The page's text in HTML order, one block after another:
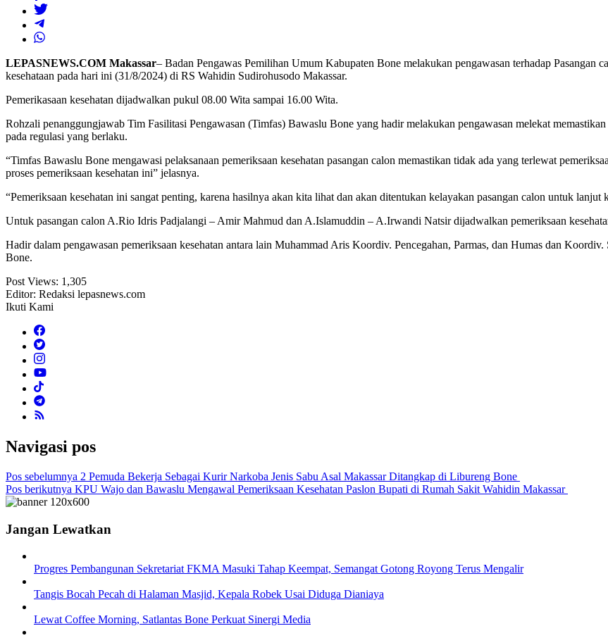
LEPASNEWS.COM Makassar– Badan Pengawas Pemilihan Umum Kabupaten Bone melakukan pengawasan terhadap
kesehataan pada hari ini (31/8/2024) di RS Wahidin Sudirohusodo Makassar.
Pemerikasaan kesehatan dijadwalkan pukul 08.00 Wita sampai 16.00 Wita.
Rohzali penanggungjawab Tim Fasilitasi Pengawasan (Timfas) Bawaslu Bone yang hadir melakukan pengawasan melekat
pada regulasi yang berlaku.
“Timfas Bawaslu Bone mengawasi pelaksanaan pemeriksaan kesehatan pasangan calon memastikan tidak ada yang terlewat
proses pemeriksaan kesehatan ini” jelasnya.
“Pemeriksaan kesehatan ini sangat penting, karena hasilnya akan kita lihat dan akan ditentukan kelayakan pasangan calon untuk lanjut
Untuk pasangan calon A.Rio Idris Padjalangi – Amir Mahmud dan A.Islamuddin – A.Irwandi Natsir dijadwalkan pemeriksaan
Hadir dalam pengawasan pemeriksaan kesehatan antara lain Muhammad Aris Koordiv. Pencegahan, Parmas, dan Humas dan
Bone.
Post Views: 1,305
Editor: Redaksi lepasnews.com
Ikuti Kami
Navigasi pos
Pos sebelumnya 2 Pemuda Bekerja Sebagai Kurir Narkoba Jenis Sabu Asal Makassar Ditangkap di Libureng Bone
Pos berikutnya KPU Wajo dan Bawaslu Mengawal Pemeriksaan Kesehatan Paslon Bupati di Rumah Sakit Wahidin Makassar
Jangan Lewatkan
Progres Pembangunan Sekretariat FKMA Masuki Tahap Keempat, Semangat Gotong Royong Terus Mengalir
Tangis Bocah Pecah di Halaman Masjid, Kepala Robek Usai Diduga Dianiaya
Lewat Coffee Morning, Satlantas Bone Perkuat Sinergi Media